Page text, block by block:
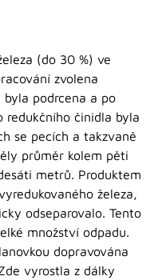
(do 30 %) ve
zvolena
byla podrcena a po
redukčního činidla byla
se pecích a takzvaně
průměr kolem pěti
metrů. Produktem
železa,
odseparovalo. Tento
množství odpadu.
dopravována
vyrostla z dálky